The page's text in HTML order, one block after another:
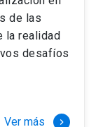
de las
la realidad
desafíos
Ver más keyboard_arrow_right